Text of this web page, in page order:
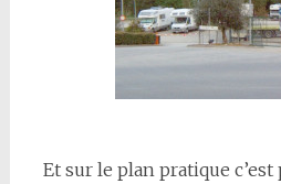
Et sur le plan pratique